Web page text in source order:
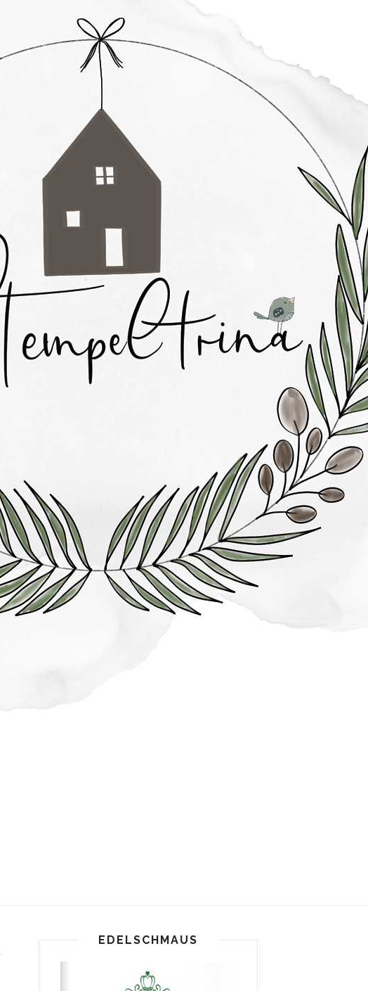
EDELSCHMAUS